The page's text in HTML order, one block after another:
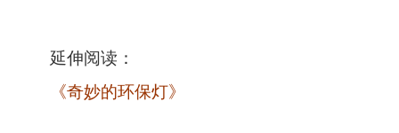
延伸阅读：
《奇妙的环保灯》